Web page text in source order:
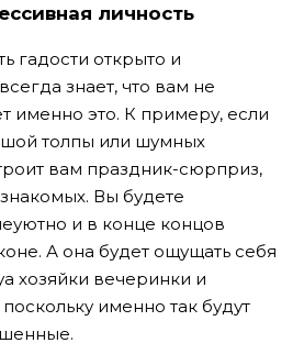
личность
гадости открыто и
знает, что вам не
именно это. К примеру, если
толпы или шумных
вам праздник-сюрприз,
Вы будете
и в конце концов
А она будет ощущать себя
хозяйки вечеринки и
именно так будут